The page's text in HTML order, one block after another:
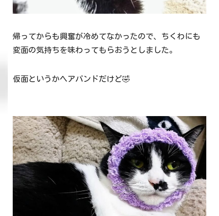
帰ってからも興奮が冷めてなかったので、ちくわにも
変面の気持ちを味わってもらおうとしました。
仮面というかヘアバンドだけど🤣